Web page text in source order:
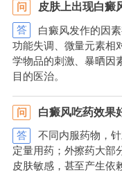
问 皮肤上出现白癜
答
白癜风发作的因
功能失调、微量元素相
学物品的刺激、暴晒因
目的医治。
问 白癜风吃药效果
答
不同内服药物，
定量用药；外擦药大部
皮肤敏感，甚至产生依